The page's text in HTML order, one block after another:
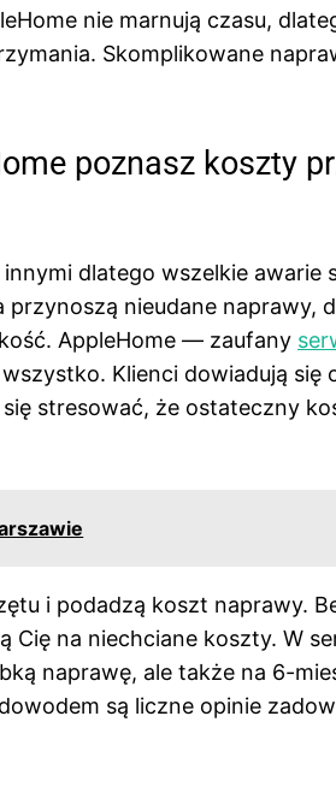
nie marnują czasu,
Skomplikowane
poznasz koszty
dlatego wszelkie awarie
nieudane naprawy,
AppleHome — zaufany
Klienci dowiadują się
stresować, że ostateczny
i podadzą koszt naprawy.
Cię na niechciane koszty. W
naprawę, ale także na 6-
są liczne opinie